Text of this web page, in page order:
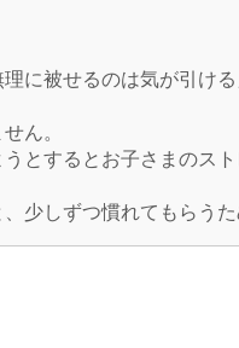
に被せるのは気が引ける
ん。
とするとお子さまのス
少しずつ慣れてもらうた